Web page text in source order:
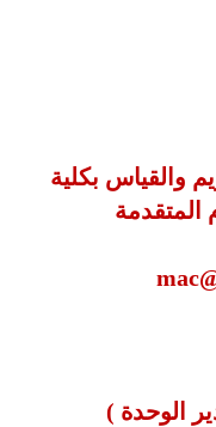
والقياس بكلية
المتقدمة
الوحدة )